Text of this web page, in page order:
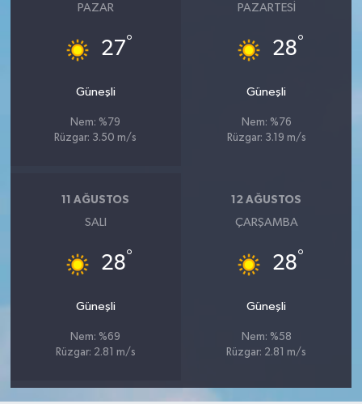
PAZAR
27°
Güneşli
Nem: %79
Rüzgar: 3.50 m/s
PAZARTESI
28°
Güneşli
Nem: %76
Rüzgar: 3.19 m/s
11 AĞUSTOS
SALI
28°
Güneşli
Nem: %69
Rüzgar: 2.81 m/s
12 AĞUSTOS
ÇARŞAMBA
28°
Güneşli
Nem: %58
Rüzgar: 2.81 m/s